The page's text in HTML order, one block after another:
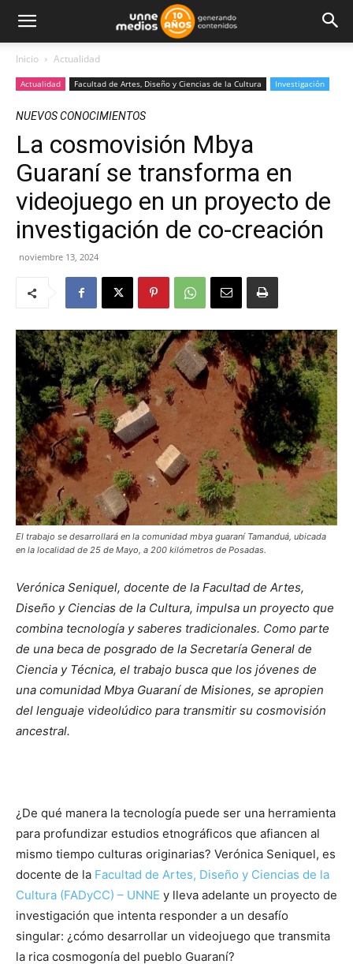
Inicio Actualidad
Actualidad Facultad de Artes, Diseño y Ciencias de la Cultura Investigación
NUEVOS CONOCIMIENTOS
La cosmovisión Mbya
Guaraní se transforma en
videojuego en un proyecto de
investigación de co-creación
noviembre 13, 2024
El trabajo se desarrollará en la comunidad mbya guaraní Tamanduá, ubicada
en la localidad de 25 de Mayo, a 200 kilómetros de Posadas.
Verónica Seniquel, docente de la Facultad de Artes,
Diseño y Ciencias de la Cultura, impulsa un proyecto que
combina tecnología y saberes tradicionales. Como parte
de una beca de posgrado de la Secretaría General de
Ciencia y Técnica, el trabajo busca que los jóvenes de
una comunidad Mbya Guaraní de Misiones, se apropien
del lenguaje videolúdico para transmitir su cosmovisión
ancestral.
¿De qué manera la tecnología puede ser una herramienta
para profundizar estudios etnográficos que afiancen al
mismo tiempo culturas originarias? Verónica Seniquel, es
docente de la Facultad de Artes, Diseño y Ciencias de la
Cultura (FADyCC) – UNNE y lleva adelante un proyecto de
investigación que intenta responder a un desafío
singular: ¿cómo desarrollar un videojuego que transmita
la rica cosmogonía del pueblo Guaraní?